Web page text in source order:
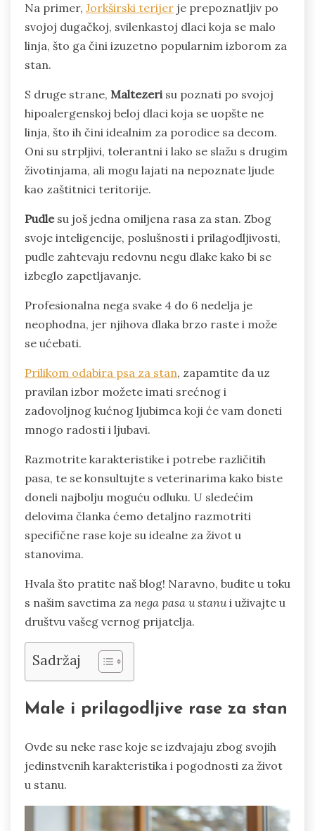
Na primer, Jorkširski terijer je prepoznatljiv po
svojoj dugačkoj, svilenkastoj dlaci koja se malo
linja, što ga čini izuzetno popularnim izborom za
stan.
S druge strane, Maltezerisu poznati po svojoj
hipoalergenskoj beloj dlaci koja se uopšte ne
linja, što ih čini idealnim za porodice sa decom.
Oni su strpljivi, tolerantni i lako se slažu s drugim
životinjama, ali mogu lajati na nepoznate ljude
kao zaštitnici teritorije.
Pudlesu još jedna omiljena rasa za stan. Zbog
svoje inteligencije, poslušnosti i prilagodljivosti,
pudle zahtevaju redovnu negu dlake kako bi se
izbeglo zapetljavanje.
Profesionalna nega svake 4 do 6 nedelja je
neophodna, jer njihova dlaka brzo raste i može
se ućebati.
Prilikom odabira psa za stan, zapamtite da uz
pravilan izbor možete imati srećnog i
zadovoljnog kućnog ljubimca koji će vam doneti
mnogo radosti i ljubavi.
Razmotrite karakteristike i potrebe različitih
pasa, te se konsultujte s veterinarima kako biste
doneli najbolju moguću odluku. U sledećim
delovima članka ćemo detaljno razmotriti
specifične rase koje su idealne za život u
stanovima.
Hvala što pratite naš blog! Naravno, budite u toku
s našim savetima za nega pasa u stanui uživajte u
društvu vašeg vernog prijatelja.
Sadržaj
Male i prilagodljive rase za stan
Ovde su neke rase koje se izdvajaju zbog svojih
jedinstvenih karakteristika i pogodnosti za život
u stanu.